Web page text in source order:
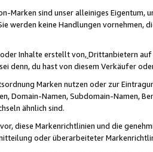
Marken sind unser alleiniges
werden keine Handlungen vornehmen,
Inhalte erstellt von,Drittanbietern auf
denn, du hast von diesem Verkäufer
Marken nutzen oder zur
Domain-Namen, Subdomain-Namen,
ähnlich sind.
diese Markenrichtlinien und die
oder überarbeiteter